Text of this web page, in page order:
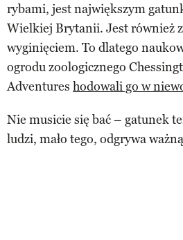
rybami, jest największym
Wielkiej Brytanii. Jest również
wyginięciem. To dlatego
ogrodu zoologicznego
Adventures hodowali go w
Nie musicie się bać – gatunek
ludzi, mało tego, odgrywa